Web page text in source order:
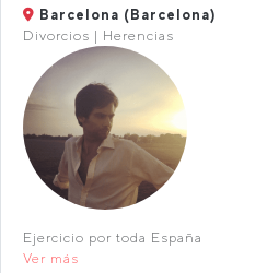
Barcelona (Barcelona)
Divorcios | Herencias
Ejercicio por toda España
Ver más